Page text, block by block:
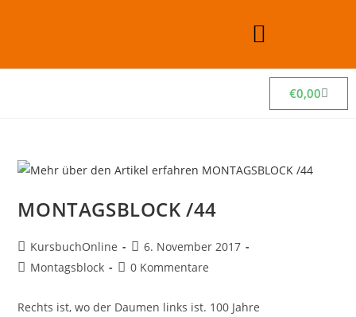
€0,00
MONTAGSBLOCK /44
KursbuchOnline
6. November 2017
Montagsblock
0 Kommentare
Rechts ist, wo der Daumen links ist. 100 Jahre